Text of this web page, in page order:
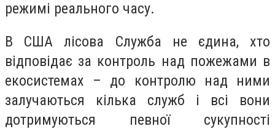
режимі реального часу.
В США лісова Служба не єдина, хто
відповідає за контроль над пожежами в
екосистемах – до контролю над ними
залучаються кілька служб і всі вони
дотримуються певної сукупності